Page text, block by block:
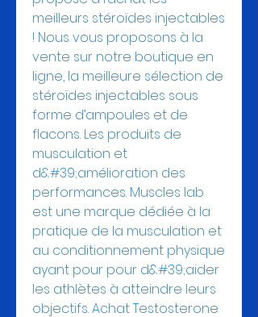
meilleurs stéroïdes injectables
! Nous vous proposons à la
vente sur notre boutique en
ligne, la meilleure sélection de
stéroïdes injectables sous
forme d’ampoules et de
flacons. Les produits de
musculation et
d&#39;amélioration des
performances. Muscles lab
est une marque dédiée à la
pratique de la musculation et
au conditionnement physique
ayant pour pour d&#39;aider
les athlètes à atteindre leurs
objectifs. Achat Testosterone